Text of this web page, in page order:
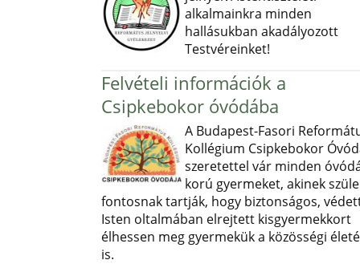
alkalmainkra minden
hallásukban akadályozott
Testvéreinket!
Felvételi információk a
Csipkebokor óvódába
A Budapest-Fasori
Kollégium Csipkebokor
szeretettel vár minden
korú gyermeket, akinek
fontosnak tartják, hogy biztonságos,
Isten oltalmában elrejtett kisgyermekkort
élhessen meg gyermekük a közösségi
is.